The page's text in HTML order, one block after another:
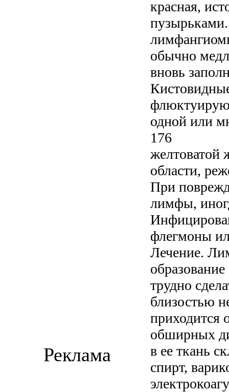
красная,
обычно
вновь
одной или
176
желтоватой
области,
При
лимфы,
флегмоны
Лечение.
трудно
близостью
приходится
обширных
в ее ткань
спирт,
Реклама